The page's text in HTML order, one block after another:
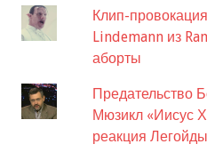
Клип-
Lindemann из
аборты
Предательство
Мюзикл «Иисус
реакция Легойды